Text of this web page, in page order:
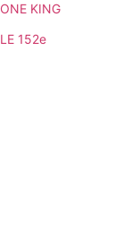
ONE KING
LE 152e